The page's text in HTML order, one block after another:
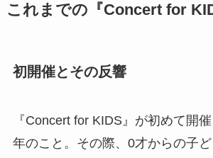
これまでの『Concert for
初開催とその反響
『Concert for KIDS』が初めて開
年のこと。その際、0才からの子